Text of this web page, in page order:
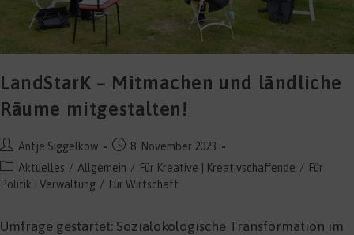
LandStarK – Mitmachen und ländliche
Räume mitgestalten!
Beitrags-
Autor:
Antje Siggelkow
Beitrag
veröffentlicht:
8. November 2023
Beitrags-
Kategorie:
Aktuelles / Allgemein / Für Kreative | Kreativschaffende / Für
Politik | Verwaltung / Für Wirtschaft
Umfrage gestartet: Sozialökologische Transformation im